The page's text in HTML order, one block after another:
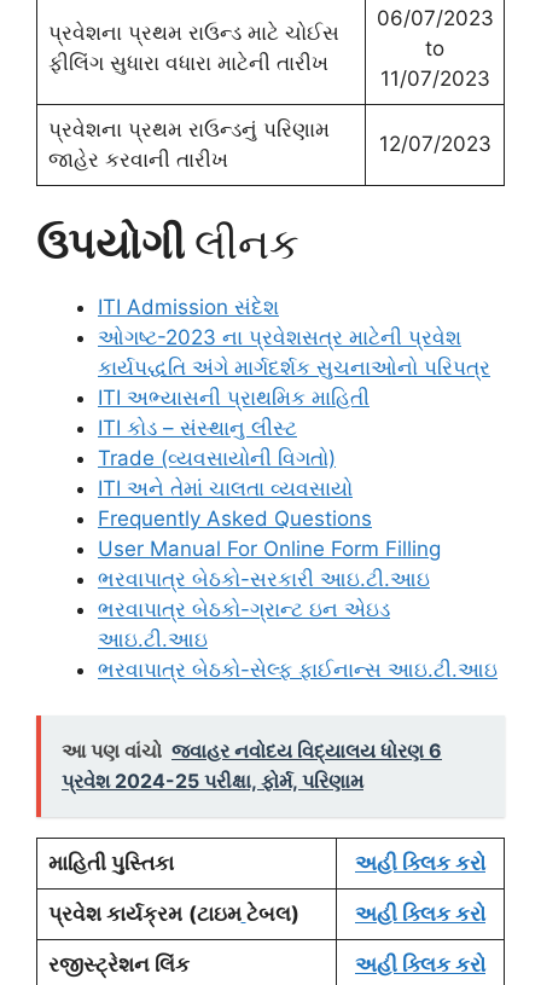
પ્રવેશના પ્રથમ રાઉન્ડ માટે ચોઈસ
ફીલિંગ સુધારા વધારા માટેની તારીખ
06/07/2023
to
11/07/2023
પ્રવેશના પ્રથમ રાઉન્ડનું પરિણામ
જાહેર કરવાની તારીખ
12/07/2023
ઉપયોગી લીનક
ITI Admission સંદેશ
ઓગષ્ટ-2023 ના પ્રવેશસત્ર માટેની પ્રવેશ
કાર્યપદ્ધતિ અંગે માર્ગદર્શક સુચનાઓનો પરિપત્ર
ITI અભ્યાસની પ્રાથમિક માહિતી
ITI કોડ – સંસ્થાનુ લીસ્ટ
Trade (વ્યવસાયોની વિગતો)
ITI અને તેમાં ચાલતા વ્યવસાયો
Frequently Asked Questions
User Manual For Online Form Filling
ભરવાપાત્ર બેઠકો-સરકારી આઇ.ટી.આઇ
ભરવાપાત્ર બેઠકો-ગ્રાન્ટ ઇન એઇડ
આઇ.ટી.આઇ
ભરવાપાત્ર બેઠકો-સેલ્ફ ફાઈનાન્સ આઇ.ટી.આઇ
આ પણ વાંચો જવાહર નવોદય વિદ્યાલય ધોરણ 6
પ્રવેશ 2024-25 પરીક્ષા, ફોર્મ, પરિણામ
માહિતી પુસ્તિકા અહી ક્લિક કરો
પ્રવેશ કાર્યક્રમ (ટાઇમ ટેબલ) અહી ક્લિક કરો
રજીસ્ટ્રેશન લિંક અહી ક્લિક કરો